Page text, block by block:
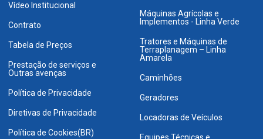
Vídeo Institucional
Contrato
Tabela de Preços
Prestação de serviços e
Outras avenças
Política de Privacidade
Diretivas de Privacidade
Política de Cookies(BR)
Máquinas Agrícolas e
Implementos - Linha Verde
Tratores e Máquinas de
Terraplanagem – Linha
Amarela
Caminhões
Geradores
Locadoras de Veículos